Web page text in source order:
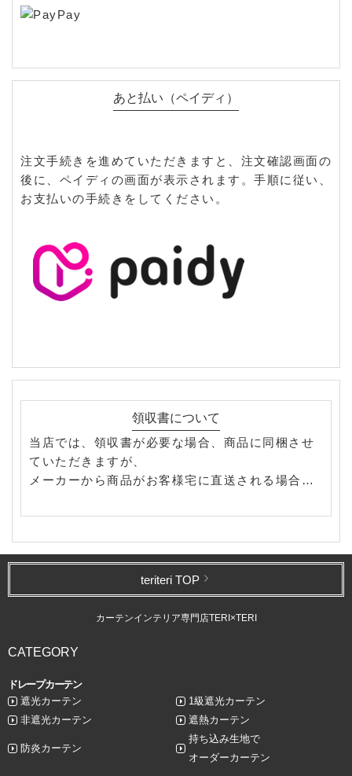
利用いただけます。
あと払い（ペイディ）
注文手続きを進めていただきますと、注文確認画面の
後に、ペイディの画面が表示されます。手順に従い、
お支払いの手続きをしてください。
領収書について
当店では、領収書が必要な場合、商品に同梱させ
ていただきますが、
メーカーから商品がお客様宅に直送される場合、
ご了承のほど、お願いいたします。
あれば、
備考欄に「〇〇〇〇（宛名）△△△△（但し書
き）で領収書希望」とお書き添え下さい。
特に記述なければ、”注文者の名前”を宛名にし
“商品代として”を但し書きにさせていただきま
teriteri TOP
カーテンインテリア専門店TERI×TERI
CATEGORY
ドレープカーテン
遮光カーテン
1級遮光カーテン
非遮光カーテン
遮熱カーテン
防炎カーテン
持ち込み生地で
オーダーカーテン